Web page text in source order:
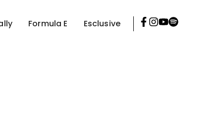
Formula E Esclusive